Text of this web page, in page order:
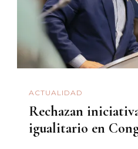
ACTUALIDAD
Rechazan
igualitario en